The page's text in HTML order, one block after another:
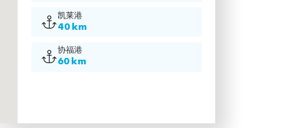
凯莱港
40 km
协福港
60 km